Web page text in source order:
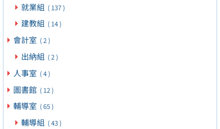
就業組 ( 137 )
建教組 ( 14 )
會計室 ( 2 )
出納組 ( 2 )
人事室 ( 4 )
圖書館 ( 12 )
輔導室 ( 65 )
輔導組 ( 43 )